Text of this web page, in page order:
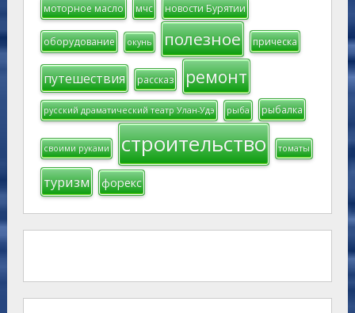
моторное масло мчс новости Бурятии
оборудование окунь полезное прическа
путешествия рассказ ремонт
русский драматический театр Улан-Удэ рыба рыбалка
своими руками строительство томаты
туризм форекс